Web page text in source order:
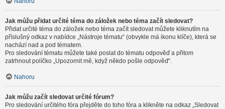
Jak můžu přidat určité téma do záložek nebo téma začít sledovat?
Přidat určité téma do záložek nebo téma začít sledovat můžete kliknutím na
příslušný odkaz v nabídce „Nástroje tématu“ (obvykle má ikonu klíče), která se
nachází nad a pod tématem.
Pro sledování tématu můžete také poslat do tématu odpověď a přitom
zatrhnout políčko „Upozornit mě, když někdo pošle odpověď“.
Nahoru
Jak můžu začít sledovat určité fórum?
Pro sledování určitého fóra přejděte do toho fóra a klikněte na odkaz „Sledovat